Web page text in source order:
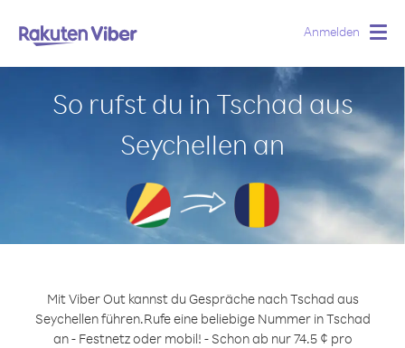
Anmelden
So rufst du in Tschad aus
Seychellen an
Mit Viber Out kannst du Gespräche nach Tschad aus
Seychellen führen.Rufe eine beliebige Nummer in Tschad
an - Festnetz oder mobil! - Schon ab nur 74.5 ¢ pro